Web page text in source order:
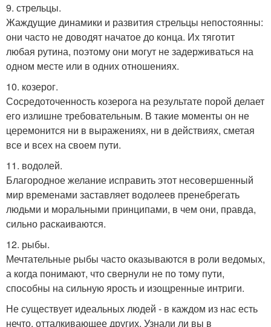
9. стрельцы.
Жаждущие динамики и развития стрельцы непостоянны:
они часто не доводят начатое до конца. Их тяготит
любая рутина, поэтому они могут не задерживаться на
одном месте или в одних отношениях.
10. козерог.
Сосредоточенность козерога на результате порой делает
его излишне требовательным. В такие моменты он не
церемонится ни в выражениях, ни в действиях, сметая
все и всех на своем пути.
11. водолей.
Благородное желание исправить этот несовершенный
мир временами заставляет водолеев пренебрегать
людьми и моральными принципами, в чем они, правда,
сильно раскаиваются.
12. рыбы.
Мечтательные рыбы часто оказываются в роли ведомых,
а когда понимают, что свернули не по тому пути,
способны на сильную ярость и изощренные интриги.
Не существует идеальных людей - в каждом из нас есть
нечто, отталкивающее других. Узнали ли вы в